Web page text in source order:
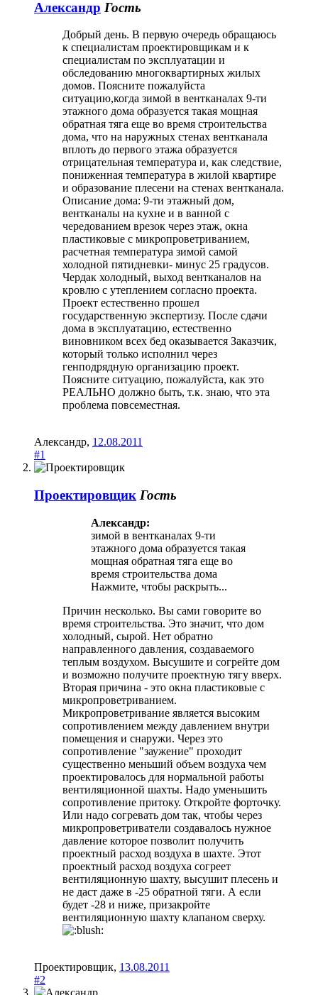
Александр Гость
Добрый день. В первую очередь обращаюсь
к специалистам проектировщикам и к
специалистам по эксплуатации и
обследованию многоквартирных жилых
домов. Поясните пожалуйста
ситуацию,когда зимой в вентканалах 9-ти
этажного дома образуется такая мощная
обратная тяга еще во время строительства
дома, что на наружных стенах вентканала
вплоть до первого этажа образуется
отрицательная температура и, как следствие,
пониженная температура в жилой квартире
и образование плесени на стенах вентканала.
Описание дома: 9-ти этажный дом,
вентканалы на кухне и в ванной с
чередованием врезок через этаж, окна
пластиковые с микропроветриванием,
расчетная температура зимой самой
холодной пятидневки- минус 25 градусов.
Чердак холодный, выход вентканалов на
кровлю с утеплением согласно проекта.
Проект естественно прошел
государственную экспертизу. После сдачи
дома в эксплуатацию, естественно
виновником всех бед оказывается Заказчик,
который только исполнил через
генподрядную организацию проект.
Поясните ситуацию, пожалуйста, как это
РЕАЛЬНО должно быть, т.к. знаю, что эта
проблема повсеместная.
Александр, 12.08.2011
#1
Проектировщик Гость
Александр:
зимой в вентканалах 9-ти
этажного дома образуется такая
мощная обратная тяга еще во
время строительства дома
Нажмите, чтобы раскрыть...
Причин несколько. Вы сами говорите во
время строительства. Это значит, что дом
холодный, сырой. Нет обратно
направленного давления, создаваемого
теплым воздухом. Высушите и согрейте дом
и возможно получите проектную тягу вверх.
Вторая причина - это окна пластиковые с
микропроветриванием.
Микропроветривание является высоким
сопротивлением между давлением внутри
помещения и снаружи. Через это
сопротивление "заужение" проходит
существенно меньший объем воздуха чем
проектировалось для нормальной работы
вентиляционной шахты. Надо уменьшить
сопротивление притоку. Откройте форточку.
Или надо согревать дом так, чтобы через
микропроветриватели создавалось нужное
давление которое позволит получить
проектный расход воздуха в шахте. Этот
проектный расход воздуха согреет
вентиляционную шахту, высушит плесень и
не даст даже в -25 обратной тяги. А если
будет -28 и ниже, призакройте
вентиляционную шахту клапаном сверху.
Проектировщик, 13.08.2011
#2